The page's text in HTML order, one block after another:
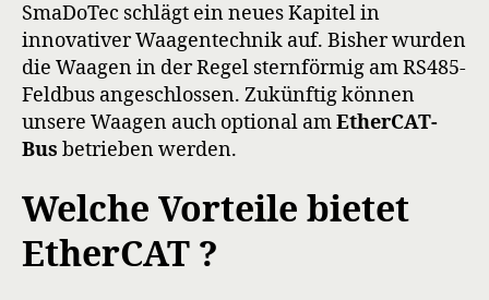
SmaDoTec schlägt ein neues Kapitel in
innovativer Waagentechnik auf. Bisher wurden
die Waagen in der Regel sternförmig am RS485-
Feldbus angeschlossen. Zukünftig können
unsere Waagen auch optional amEtherCAT-
Bus betrieben werden.
Welche Vorteile bietet
EtherCAT ?